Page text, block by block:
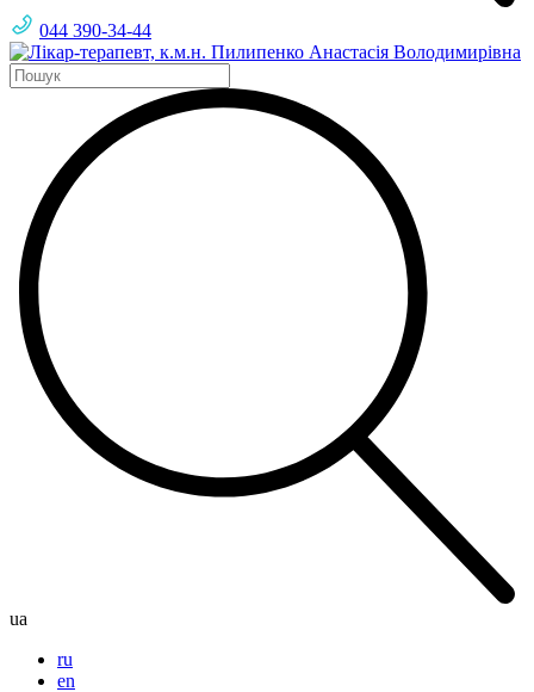
044 390-34-44
ua
ru
en